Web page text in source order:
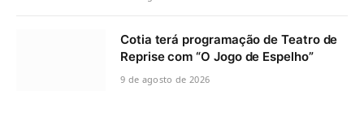
Cotia terá programação de Teatro de
Reprise com “O Jogo de Espelho”
9 de agosto de 2026